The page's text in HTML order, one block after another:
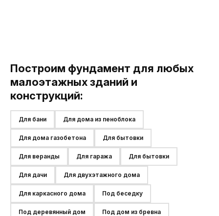
Построим фундамент для любых
малоэтажных зданий и
конструкций:
Для бани Для дома из пеноблока
Для дома газобетона Для бытовки
Для веранды Для гаража Для бытовки
Для дачи Для двухэтажного дома
Для каркасного дома Под беседку
Под деревянный дом Под дом из бревна